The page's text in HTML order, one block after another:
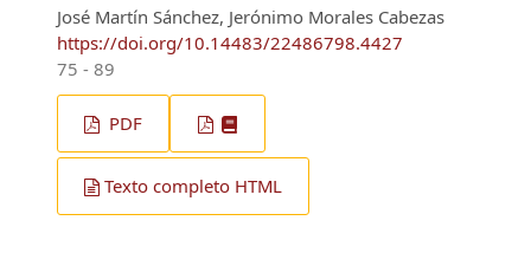
José Martín Sánchez, Jerónimo Morales Cabezas
https://doi.org/10.14483/22486798.4427
75 - 89
PDF
Texto completo HTML